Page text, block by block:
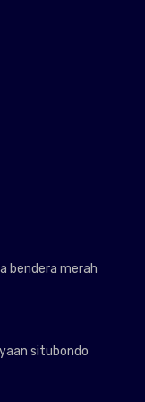
bendera merah
situbondo